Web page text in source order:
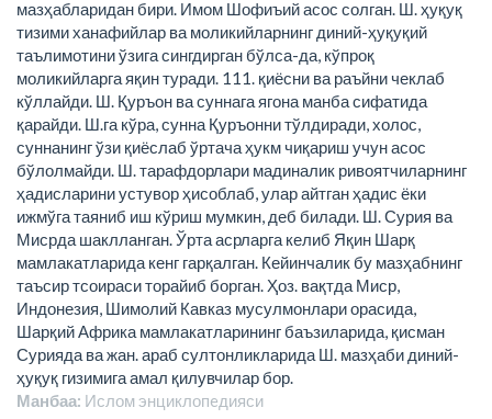
мазҳабларидан бири. Имом Шофиъий асос солган. Ш. ҳуқуқ
тизими ханафийлар ва моликийларнинг диний-ҳуқуқий
таълимотини ўзига сингдирган бўлса-да, кўпроқ
моликийларга яқин туради. 111. қиёсни ва раъйни чеклаб
кўллайди. Ш. Қуръон ва суннага ягона манба сифатида
қарайди. Ш.га кўра, сунна Қуръонни тўлдиради, холос,
суннанинг ўзи қиёслаб ўртача ҳукм чиқариш учун асос
бўлолмайди. Ш. тарафдорлари мадиналик ривоятчиларнинг
ҳадисларини устувор ҳисоблаб, улар айтган ҳадис ёки
ижмўга таяниб иш кўриш мумкин, деб билади. Ш. Сурия ва
Мисрда шаклланган. Ўрта асрларга келиб Яқин Шарқ
мамлакатларида кенг гарқалган. Кейинчалик бу мазҳабнинг
таъсир тсоираси торайиб борган. Ҳоз. вақтда Миср,
Индонезия, Шимолий Кавказ мусулмонлари орасида,
Шарқий Африка мамлакатларининг баъзиларида, қисман
Сурияда ва жан. араб султонликларида Ш. мазҳаби диний-
ҳуқуқ гизимига амал қилувчилар бор.
Манбаа: Ислом энциклопeдияси